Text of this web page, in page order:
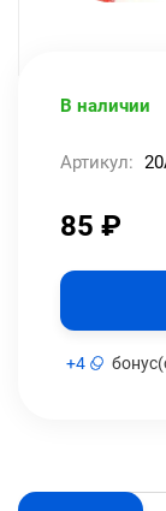
В наличии
Артикул:
85 ₽
+4